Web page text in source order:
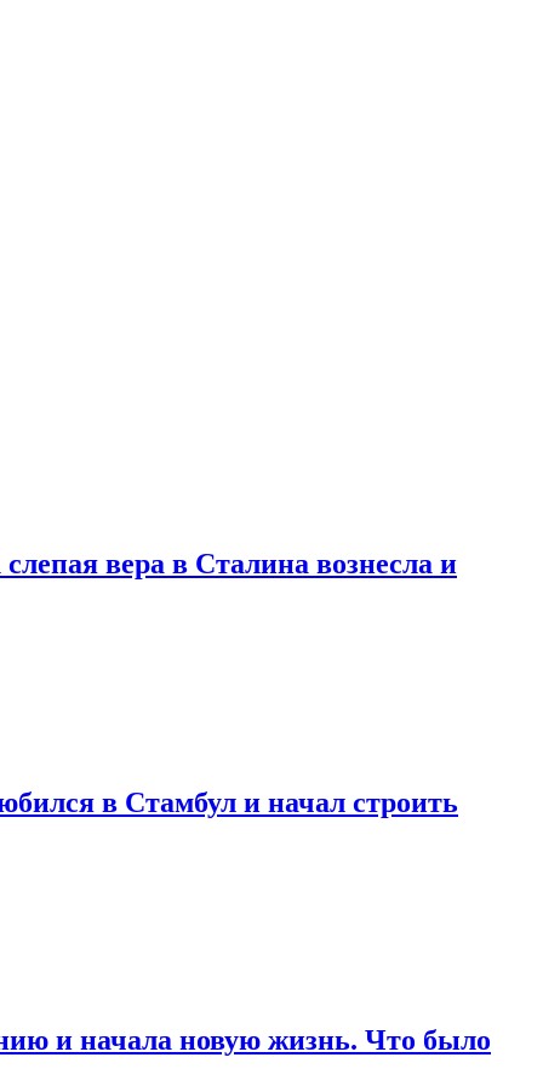
вера в Сталина вознесла и
в Стамбул и начал строить
и начала новую жизнь. Что было